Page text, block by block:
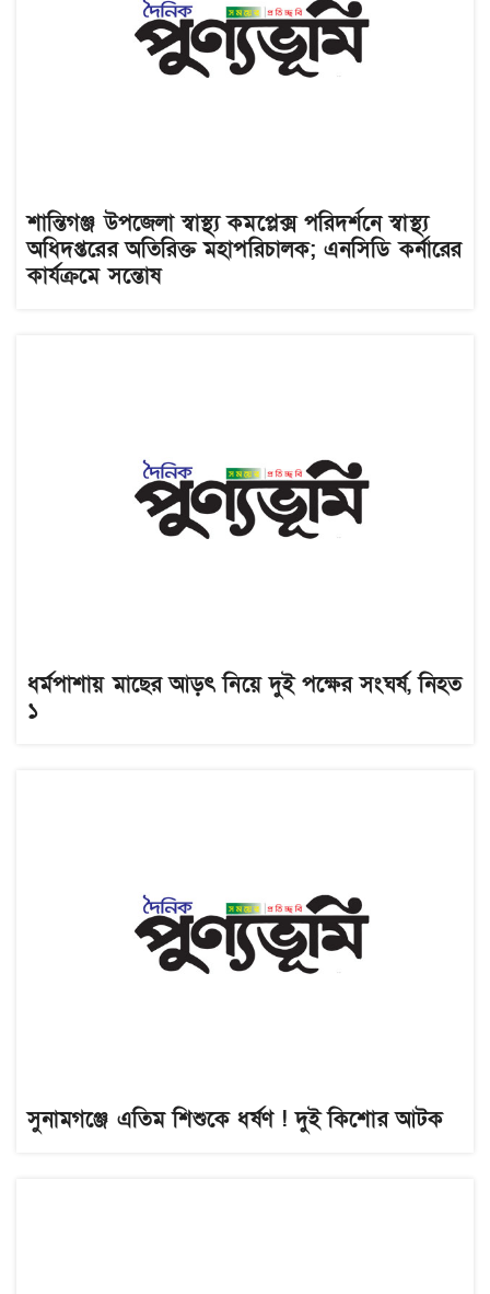
শান্তিগঞ্জ উপজেলা স্বাস্থ্য কমপ্লেক্স পরিদর্শনে স্বাস্থ্য
অধিদপ্তরের অতিরিক্ত মহাপরিচালক; এনসিডি কর্নারের
কার্যক্রমে সন্তোষ
ধর্মপাশায় মাছের আড়ৎ নিয়ে দুই পক্ষের সংঘর্ষ, নিহত
১
সুনামগঞ্জে এতিম শিশুকে ধর্ষণ ! দুই কিশোর আটক